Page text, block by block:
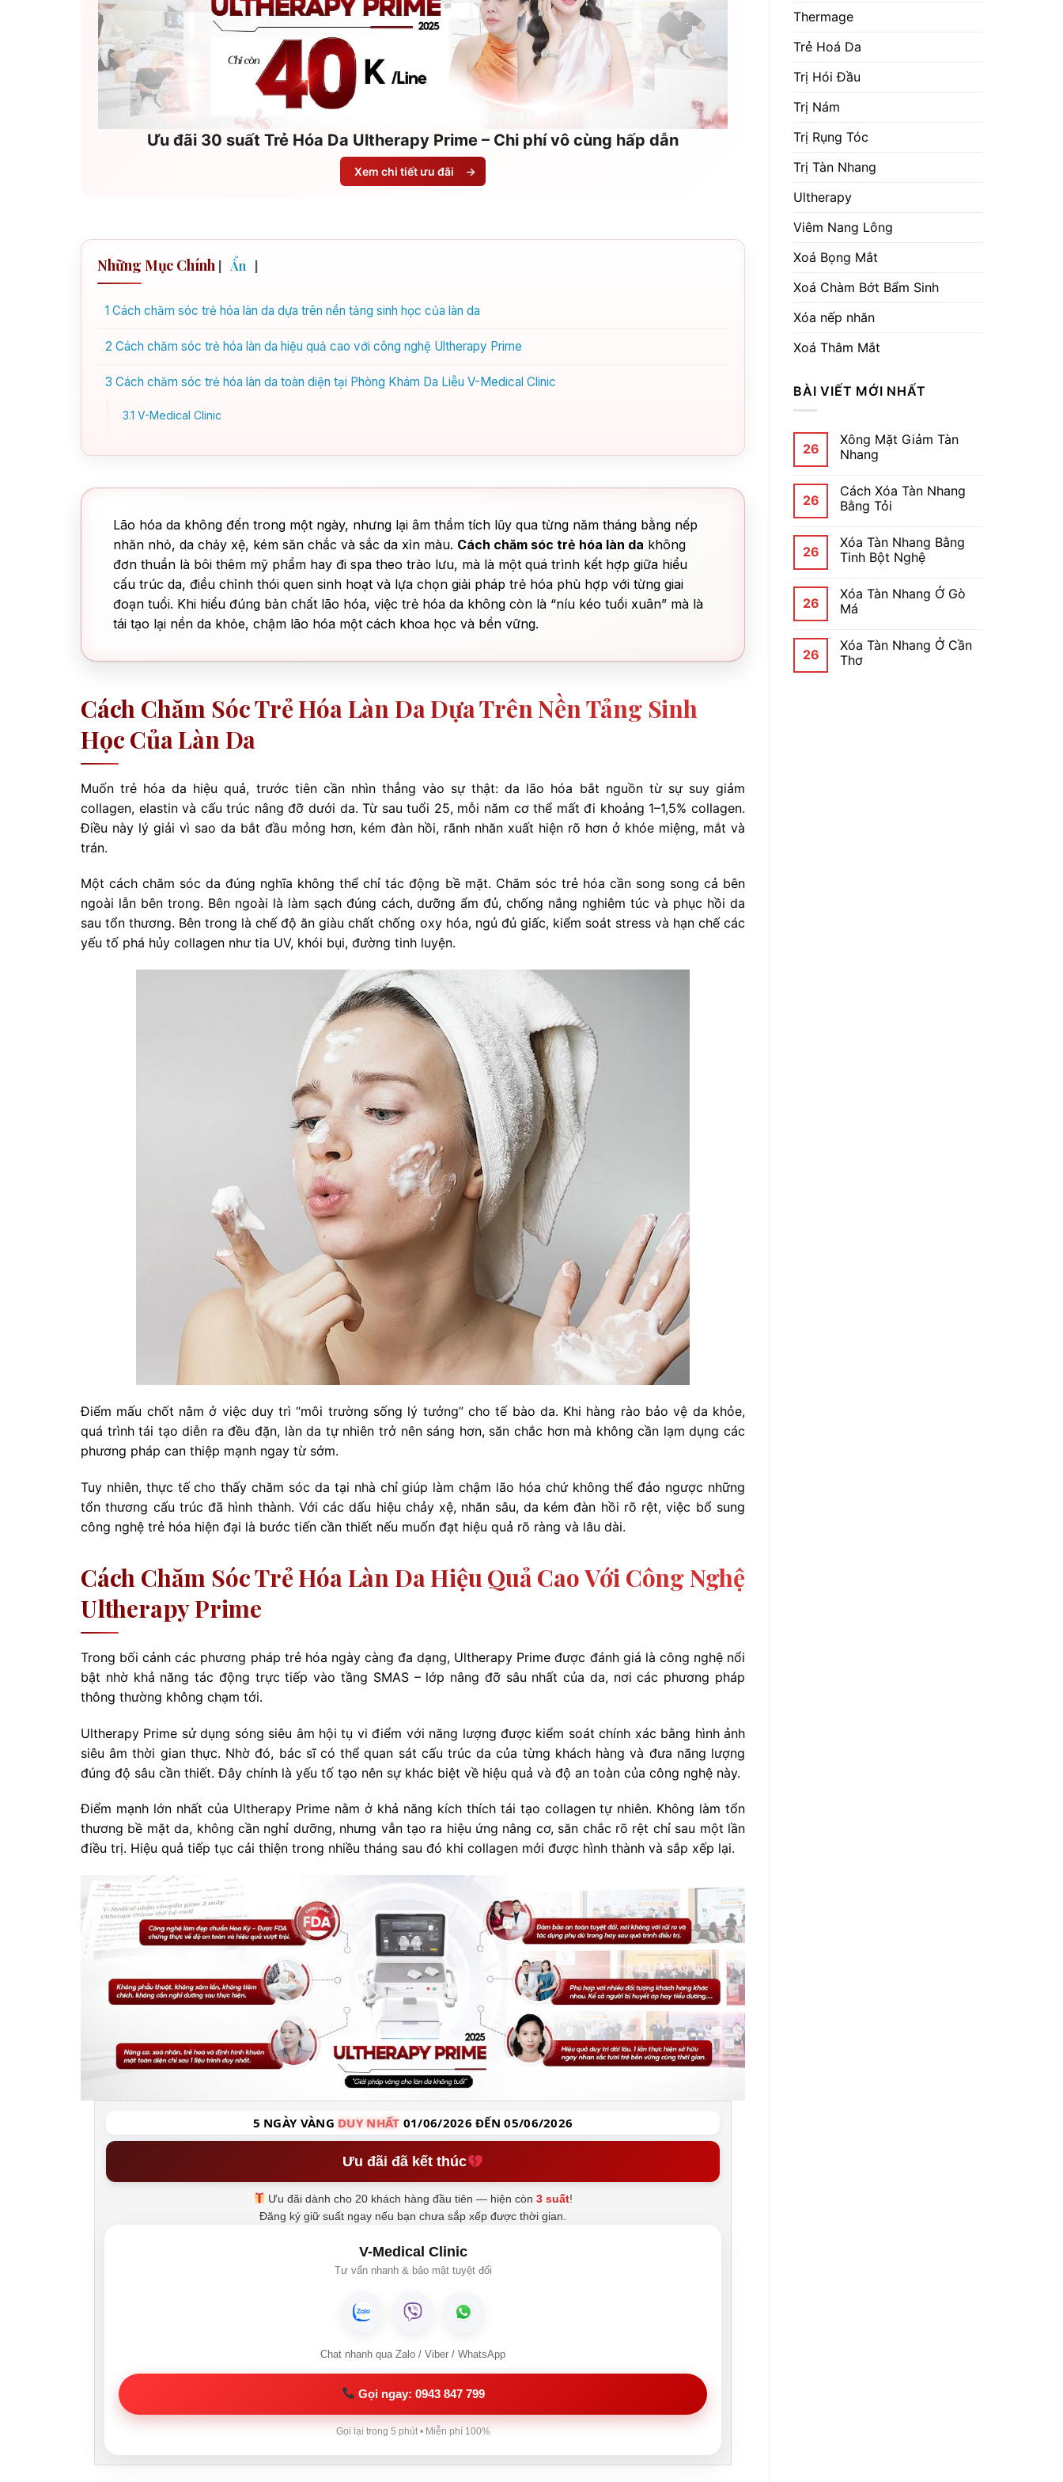
Ưu đãi 30 suất Trẻ Hóa Da Ultherapy Prime – Chi phí vô cùng hấp dẫn
Xem chi tiết ưu đãi →
Những Mục Chính [ Ẩn ]
1 Cách chăm sóc trẻ hóa làn da dựa trên nền tảng sinh học của làn da
2 Cách chăm sóc trẻ hóa làn da hiệu quả cao với công nghệ Ultherapy Prime
3 Cách chăm sóc trẻ hóa làn da toàn diện tại Phòng Khám Da Liễu V-Medical Clinic
3.1 V-Medical Clinic
Lão hóa da không đến trong một ngày, nhưng lại âm thầm tích lũy qua từng năm tháng bằng nếp
nhăn nhỏ, da chảy xệ, kém săn chắc và sắc da xỉn màu. Cách chăm sóc trẻ hóa làn da không
đơn thuần là bôi thêm mỹ phẩm hay đi spa theo trào lưu, mà là một quá trình kết hợp giữa hiểu
cấu trúc da, điều chỉnh thói quen sinh hoạt và lựa chọn giải pháp trẻ hóa phù hợp với từng giai
đoạn tuổi. Khi hiểu đúng bản chất lão hóa, việc trẻ hóa da không còn là “níu kéo tuổi xuân” mà là
tái tạo lại nền da khỏe, chậm lão hóa một cách khoa học và bền vững.
Cách Chăm Sóc Trẻ Hóa Làn Da Dựa Trên Nền Tảng Sinh
Học Của Làn Da
Muốn trẻ hóa da hiệu quả, trước tiên cần nhìn thẳng vào sự thật: da lão hóa bắt nguồn từ sự suy giảm
collagen, elastin và cấu trúc nâng đỡ dưới da. Từ sau tuổi 25, mỗi năm cơ thể mất đi khoảng 1–1,5% collagen.
Điều này lý giải vì sao da bắt đầu mỏng hơn, kém đàn hồi, rãnh nhăn xuất hiện rõ hơn ở khóe miệng, mắt và
trán.
Một cách chăm sóc da đúng nghĩa không thể chỉ tác động bề mặt. Chăm sóc trẻ hóa cần song song cả bên
ngoài lẫn bên trong. Bên ngoài là làm sạch đúng cách, dưỡng ẩm đủ, chống nắng nghiêm túc và phục hồi da
sau tổn thương. Bên trong là chế độ ăn giàu chất chống oxy hóa, ngủ đủ giấc, kiểm soát stress và hạn chế các
yếu tố phá hủy collagen như tia UV, khói bụi, đường tinh luyện.
Điểm mấu chốt nằm ở việc duy trì “môi trường sống lý tưởng” cho tế bào da. Khi hàng rào bảo vệ da khỏe,
quá trình tái tạo diễn ra đều đặn, làn da tự nhiên trở nên sáng hơn, săn chắc hơn mà không cần lạm dụng các
phương pháp can thiệp mạnh ngay từ sớm.
Tuy nhiên, thực tế cho thấy chăm sóc da tại nhà chỉ giúp làm chậm lão hóa chứ không thể đảo ngược những
tổn thương cấu trúc đã hình thành. Với các dấu hiệu chảy xệ, nhăn sâu, da kém đàn hồi rõ rệt, việc bổ sung
công nghệ trẻ hóa hiện đại là bước tiến cần thiết nếu muốn đạt hiệu quả rõ ràng và lâu dài.
Cách Chăm Sóc Trẻ Hóa Làn Da Hiệu Quả Cao Với Công Nghệ
Ultherapy Prime
Trong bối cảnh các phương pháp trẻ hóa ngày càng đa dạng, Ultherapy Prime được đánh giá là công nghệ nổi
bật nhờ khả năng tác động trực tiếp vào tầng SMAS – lớp nâng đỡ sâu nhất của da, nơi các phương pháp
thông thường không chạm tới.
Ultherapy Prime sử dụng sóng siêu âm hội tụ vi điểm với năng lượng được kiểm soát chính xác bằng hình ảnh
siêu âm thời gian thực. Nhờ đó, bác sĩ có thể quan sát cấu trúc da của từng khách hàng và đưa năng lượng
đúng độ sâu cần thiết. Đây chính là yếu tố tạo nên sự khác biệt về hiệu quả và độ an toàn của công nghệ này.
Điểm mạnh lớn nhất của Ultherapy Prime nằm ở khả năng kích thích tái tạo collagen tự nhiên. Không làm tổn
thương bề mặt da, không cần nghỉ dưỡng, nhưng vẫn tạo ra hiệu ứng nâng cơ, săn chắc rõ rệt chỉ sau một lần
điều trị. Hiệu quả tiếp tục cải thiện trong nhiều tháng sau đó khi collagen mới được hình thành và sắp xếp lại.
5 NGÀY VÀNG DUY NHẤT 01/06/2026 ĐẾN 05/06/2026
Ưu đãi đã kết thúc
Ưu đãi dành cho 20 khách hàng đầu tiên — hiện còn3 suất!
Đăng ký giữ suất ngay nếu bạn chưa sắp xếp được thời gian.
V-Medical Clinic
Tư vấn nhanh & bảo mật tuyệt đối
Chat nhanh qua Zalo / Viber / WhatsApp
Gọi ngay: 0943 847 799
Gọi lại trong 5 phút • Miễn phí 100%
Thermage
Trẻ Hoá Da
Trị Hói Đầu
Trị Nám
Trị Rụng Tóc
Trị Tàn Nhang
Ultherapy
Viêm Nang Lông
Xoá Bọng Mắt
Xoá Chàm Bớt Bẩm Sinh
Xóa nếp nhăn
Xoá Thâm Mắt
BÀI VIẾT MỚI NHẤT
26
Xông Mặt Giảm Tàn
Nhang
26
Cách Xóa Tàn Nhang
Bằng Tỏi
26
Xóa Tàn Nhang Bằng
Tinh Bột Nghệ
26
Xóa Tàn Nhang Ở Gò
Má
26
Xóa Tàn Nhang Ở Cần
Thơ